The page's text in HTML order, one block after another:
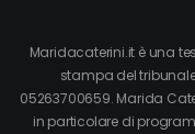
Maridacaterini.it è una
stampa del
05263700659. Marida
in particolare di